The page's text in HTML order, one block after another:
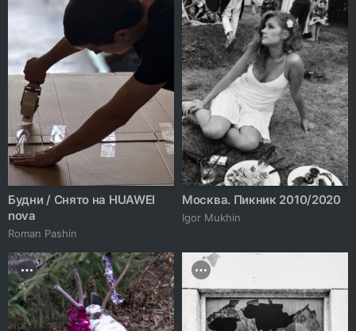
Будни / Снято на HUAWEI
nova
Roman Pashin
Москва. Пикник 2010/2020
Igor Mukhin